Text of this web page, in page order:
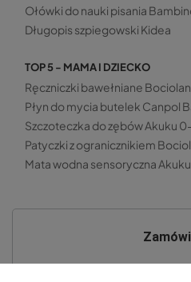
Ołówki do nauki pisania
Długopis szpiegowski Kidea
TOP 5 - MAMA I DZIECKO
Ręczniczki bawełniane
Płyn do mycia butelek Canpol
Szczoteczka do zębów Akuku
Patyczki z ogranicznikiem
Mata wodna sensoryczna Akuku
Status